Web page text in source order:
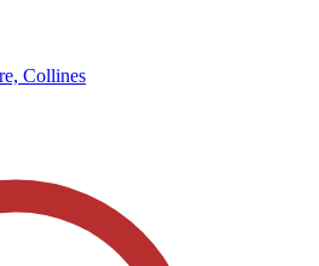
Collines